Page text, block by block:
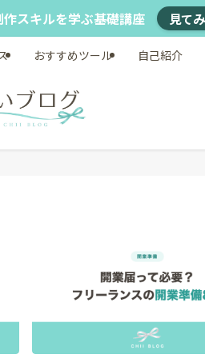
スキルを学ぶ基礎講座 見て
おすすめツール 自己紹介